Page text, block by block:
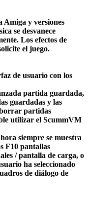
y versiones
se desvanece
Los efectos de
el juego.
de usuario con los
partida guardada,
guardadas y las
partidas
utilizar el ScummVM
siempre se muestra
F10 pantallas
/ pantalla de carga, o
ha seleccionado
de diálogo de